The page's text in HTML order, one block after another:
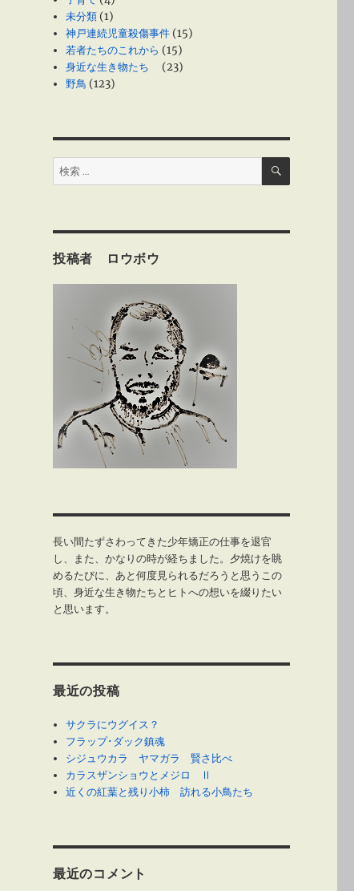
未分類 (1)
神戸連続児童殺傷事件 (15)
若者たちのこれから (15)
身近な生き物たち
(23)
野鳥 (123)
検
索:
検
投稿者 ロウボウ
長い間たずさわってきた少年矯正の仕事を退官
し、また、かなりの時が経ちました。夕焼けを眺
めるたびに、あと何度見られるだろうと思うこの
頃、身近な生き物たちとヒトへの想いを綴りたい
と思います。
最近の投稿
サクラにウグイス？
フラップ･ダック鎮魂
シジュウカラ ヤマガラ 賢さ比べ
カラスザンショウとメジロ Ⅱ
近くの紅葉と残り小柿 訪れる小鳥たち
最近のコメント